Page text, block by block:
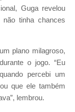
Guga revelou
tinha chances
plano milagroso,
o jogo. “Eu
percebi um
que ele também
lembrou.